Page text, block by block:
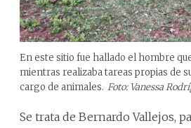
En este sitio fue hallado el hombre
mientras realizaba tareas propias de
cargo de animales. Foto: Vanessa
Se trata de Bernardo Vallejos,